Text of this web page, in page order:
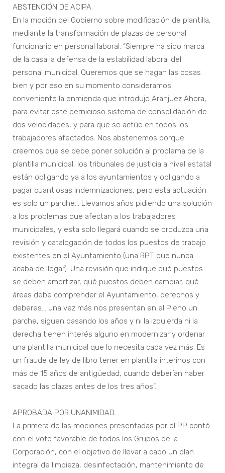
ABSTENCIÓN DE ACIPA.
En la moción del Gobierno sobre modificación de plantilla,
mediante la transformación de plazas de personal
funcionario en personal laboral. “Siempre ha sido marca
de la casa la defensa de la estabilidad laboral del
personal municipal. Queremos que se hagan las cosas
bien y por eso en su momento consideramos
conveniente la enmienda que introdujo Aranjuez Ahora,
para evitar este pernicioso sistema de consolidación de
dos velocidades, y para que se actúe en todos los
trabajadores afectados. Nos abstenemos porque
creemos que se debe poner solución al problema de la
plantilla municipal, los tribunales de justicia a nivel estatal
están obligando ya a los ayuntamientos y obligando a
pagar cuantiosas indemnizaciones, pero esta actuación
es solo un parche… Llevamos años pidiendo una solución
a los problemas que afectan a los trabajadores
municipales, y esta solo llegará cuando se produzca una
revisión y catalogación de todos los puestos de trabajo
existentes en el Ayuntamiento (una RPT que nunca
acaba de llegar). Una revisión que indique qué puestos
se deben amortizar, qué puestos deben cambiar, qué
áreas debe comprender el Ayuntamiento, derechos y
deberes… una vez más nos presentan en el Pleno un
parche, siguen pasando los años y ni la izquierda ni la
derecha tienen interés alguno en modernizar y ordenar
una plantilla municipal que lo necesita cada vez más. Es
un fraude de ley de libro tener en plantilla interinos con
más de 15 años de antigüedad, cuando deberían haber
sacado las plazas antes de los tres años”.
APROBADA POR UNANIMIDAD.
La primera de las mociones presentadas por el PP contó
con el voto favorable de todos los Grupos de la
Corporación, con el objetivo de llevar a cabo un plan
integral de limpieza, desinfectación, mantenimiento de